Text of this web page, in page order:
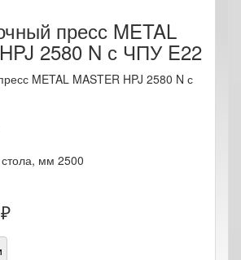
пресс METAL
2580 N с ЧПУ E22
METAL MASTER HPJ 2580 N с
мм 2500